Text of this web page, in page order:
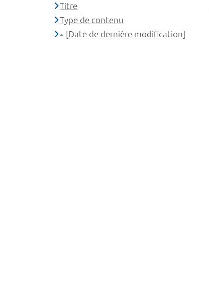
Titre
Type de contenu
[Date de dernière modification]